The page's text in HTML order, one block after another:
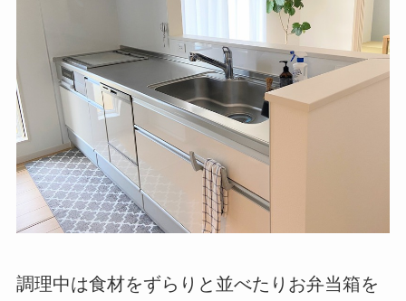
調理中は食材をずらりと並べたりお弁当箱を